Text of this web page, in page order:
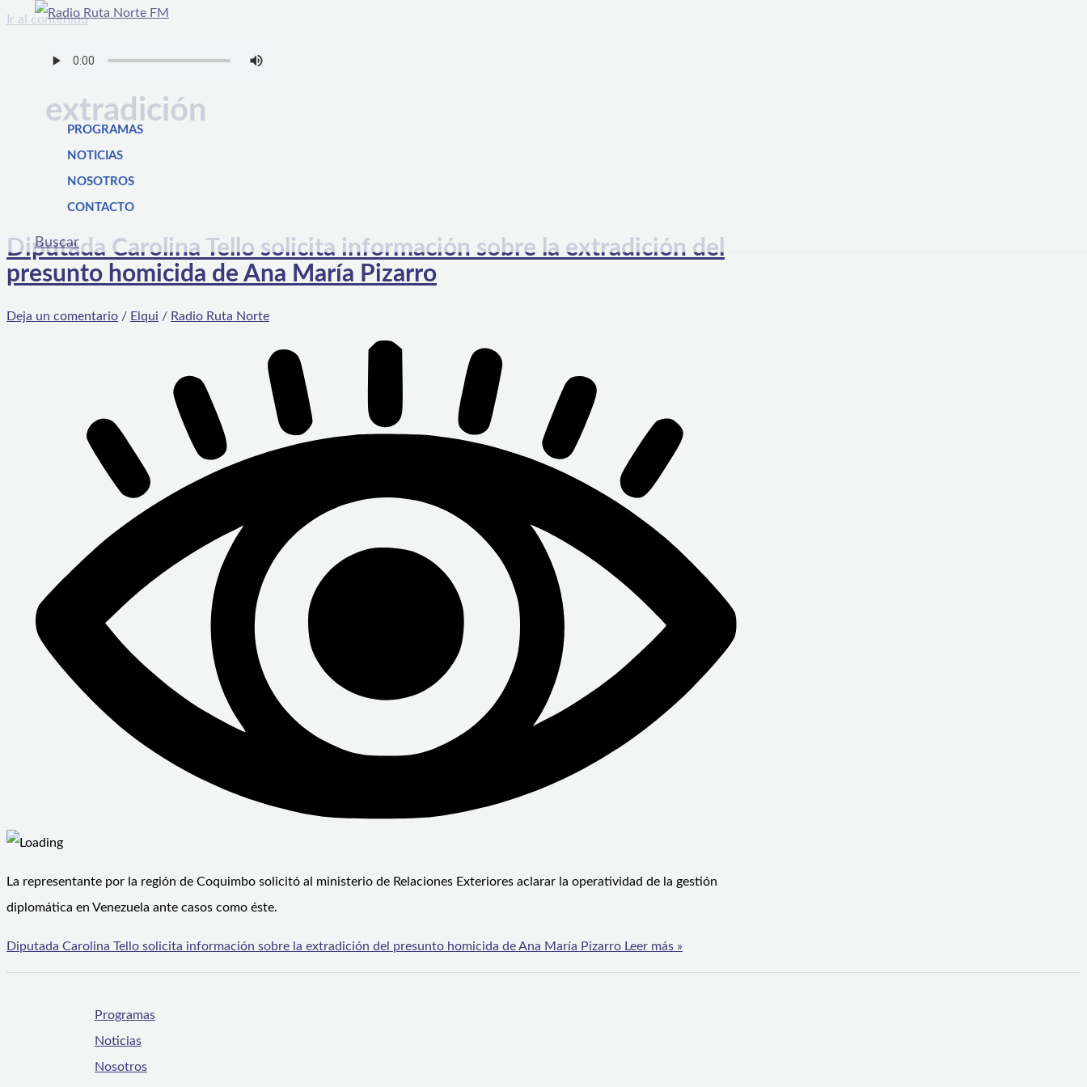
Ir al contenido
PROGRAMAS
NOTICIAS
NOSOTROS
CONTACTO
Buscar
extradición
Diputada Carolina Tello solicita información sobre la extradición del
presunto homicida de Ana María Pizarro
Deja un comentario / Elqui / Radio Ruta Norte
La representante por la región de Coquimbo solicitó al ministerio de Relaciones Exteriores aclarar la operatividad de la gestión
diplomática en Venezuela ante casos como éste.
Diputada Carolina Tello solicita información sobre la extradición del presunto homicida de Ana María Pizarro Leer más »
Programas
Noticias
Nosotros